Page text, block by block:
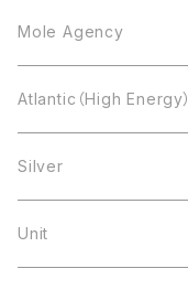
Mole Agency
Atlantic（High Energy）
Silver
Unit